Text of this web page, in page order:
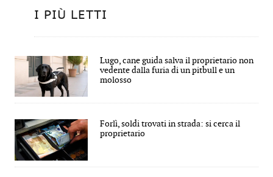
I PIÙ LETTI
Lugo, cane guida salva il proprietario non
vedente dalla furia di un pitbull e un
molosso
Forlì, soldi trovati in strada: si cerca il
proprietario